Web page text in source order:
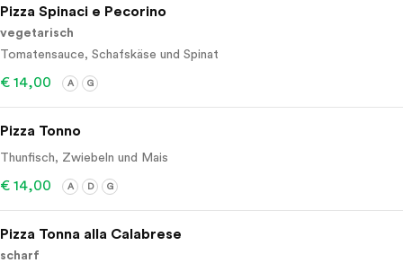
Pizza Spinaci e Pecorino
vegetarisch
Tomatensauce, Schafskäse und Spinat
€ 14,00 A G
Pizza Tonno
Thunfisch, Zwiebeln und Mais
€ 14,00 A D G
Pizza Tonna alla Calabrese
scharf